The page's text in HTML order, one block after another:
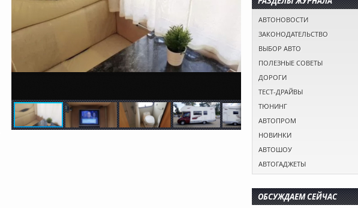
АВТОНОВОСТИ
ЗАКОНОДАТЕЛЬСТВО
ВЫБОР АВТО
ПОЛЕЗНЫЕ СОВЕТЫ
ДОРОГИ
ТЕСТ-ДРАЙВЫ
ТЮНИНГ
АВТОПРОМ
НОВИНКИ
АВТОШОУ
АВТОГАДЖЕТЫ
ОБСУЖДАЕМ СЕЙЧАС